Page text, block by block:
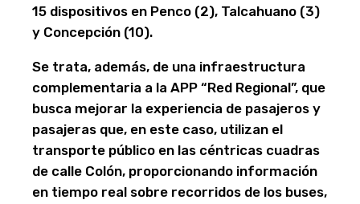
15 dispositivos en Penco (2), Talcahuano (3)
y Concepción (10).
Se trata, además, de una infraestructura
complementaria a la APP “Red Regional”, que
busca mejorar la experiencia de pasajeros y
pasajeras que, en este caso, utilizan el
transporte público en las céntricas cuadras
de calle Colón, proporcionando información
en tiempo real sobre recorridos de los buses,